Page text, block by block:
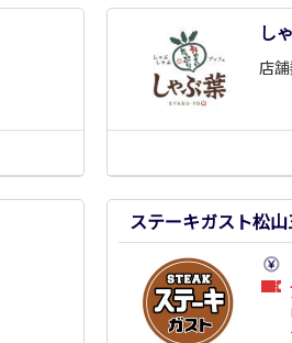
し
店
ステーキガスト松